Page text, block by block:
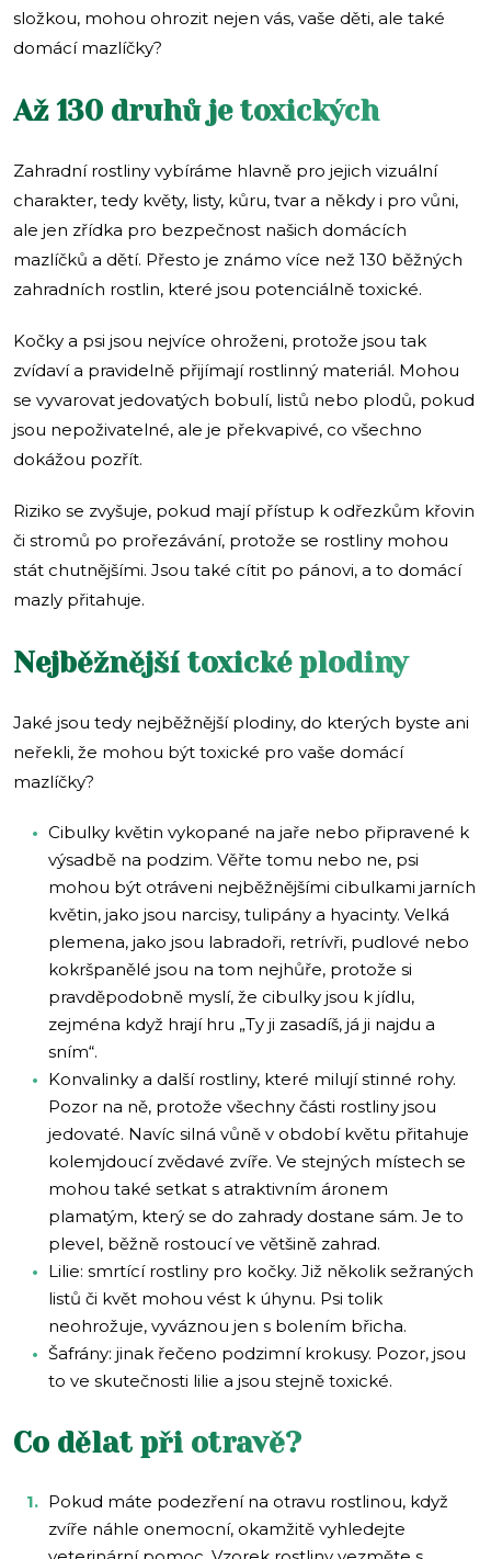
složkou, mohou ohrozit nejen vás, vaše děti, ale také
domácí mazlíčky?
Až 130 druhů je toxických
Zahradní rostliny vybíráme hlavně pro jejich vizuální
charakter, tedy květy, listy, kůru, tvar a někdy i pro vůni,
ale jen zřídka pro bezpečnost našich domácích
mazlíčků a dětí. Přesto je známo více než 130 běžných
zahradních rostlin, které jsou potenciálně toxické.
Kočky a psi jsou nejvíce ohroženi, protože jsou tak
zvídaví a pravidelně přijímají rostlinný materiál. Mohou
se vyvarovat jedovatých bobulí, listů nebo plodů, pokud
jsou nepoživatelné, ale je překvapivé, co všechno
dokážou pozřít.
Riziko se zvyšuje, pokud mají přístup k odřezkům křovin
či stromů po prořezávání, protože se rostliny mohou
stát chutnějšími. Jsou také cítit po pánovi, a to domácí
mazly přitahuje.
Nejběžnější toxické plodiny
Jaké jsou tedy nejběžnější plodiny, do kterých byste ani
neřekli, že mohou být toxické pro vaše domácí
mazlíčky?
Cibulky květin vykopané na jaře nebo připravené k
výsadbě na podzim. Věřte tomu nebo ne, psi
mohou být otráveni nejběžnějšími cibulkami jarních
květin, jako jsou narcisy, tulipány a hyacinty. Velká
plemena, jako jsou labradoři, retrívři, pudlové nebo
kokršpanělé jsou na tom nejhůře, protože si
pravděpodobně myslí, že cibulky jsou k jídlu,
zejména když hrají hru „Ty ji zasadíš, já ji najdu a
sním“.
Konvalinky a další rostliny, které milují stinné rohy.
Pozor na ně, protože všechny části rostliny jsou
jedovaté. Navíc silná vůně v období květu přitahuje
kolemjdoucí zvědavé zvíře. Ve stejných místech se
mohou také setkat s atraktivním áronem
plamatým, který se do zahrady dostane sám. Je to
plevel, běžně rostoucí ve většině zahrad.
Lilie: smrtící rostliny pro kočky. Již několik sežraných
listů či květ mohou vést k úhynu. Psi tolik
neohrožuje, vyváznou jen s bolením břicha.
Šafrány: jinak řečeno podzimní krokusy. Pozor, jsou
to ve skutečnosti lilie a jsou stejně toxické.
Co dělat při otravě?
Pokud máte podezření na otravu rostlinou, když
zvíře náhle onemocní, okamžitě vyhledejte